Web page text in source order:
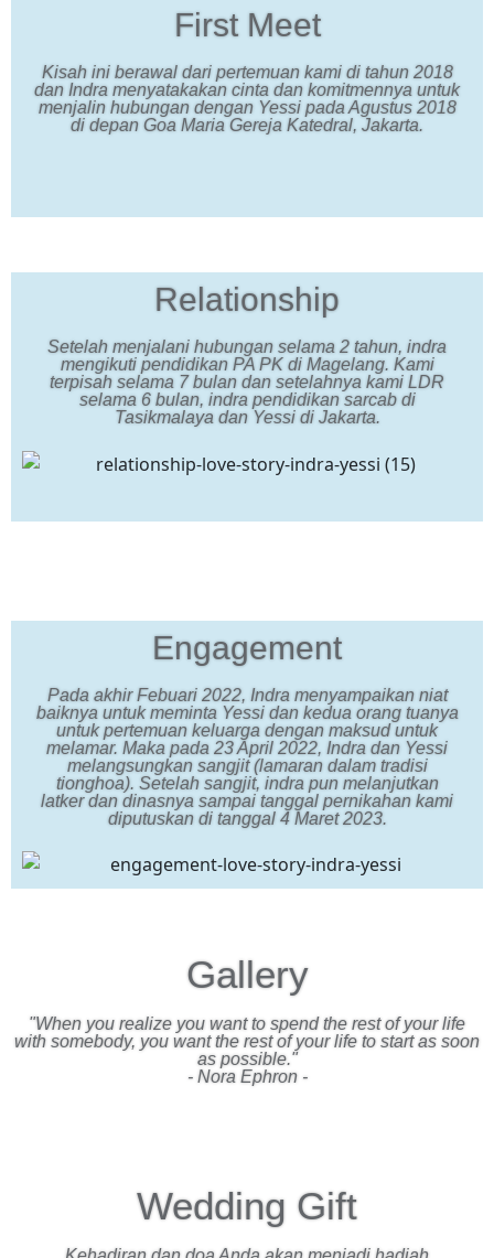
First Meet
Kisah ini berawal dari pertemuan kami di tahun 2018
dan Indra menyatakakan cinta dan komitmennya untuk
menjalin hubungan dengan Yessi pada Agustus 2018
di depan Goa Maria Gereja Katedral, Jakarta.
Relationship
Setelah menjalani hubungan selama 2 tahun, indra
mengikuti pendidikan PA PK di Magelang. Kami
terpisah selama 7 bulan dan setelahnya kami LDR
selama 6 bulan, indra pendidikan sarcab di
Tasikmalaya dan Yessi di Jakarta.
Engagement
Pada akhir Febuari 2022, Indra menyampaikan niat
baiknya untuk meminta Yessi dan kedua orang tuanya
untuk pertemuan keluarga dengan maksud untuk
melamar. Maka pada 23 April 2022, Indra dan Yessi
melangsungkan sangjit (lamaran dalam tradisi
tionghoa). Setelah sangjit, indra pun melanjutkan
latker dan dinasnya sampai tanggal pernikahan kami
diputuskan di tanggal 4 Maret 2023.
Gallery
"When you realize you want to spend the rest of your life
with somebody, you want the rest of your life to start as soon
as possible."
- Nora Ephron -
Wedding Gift